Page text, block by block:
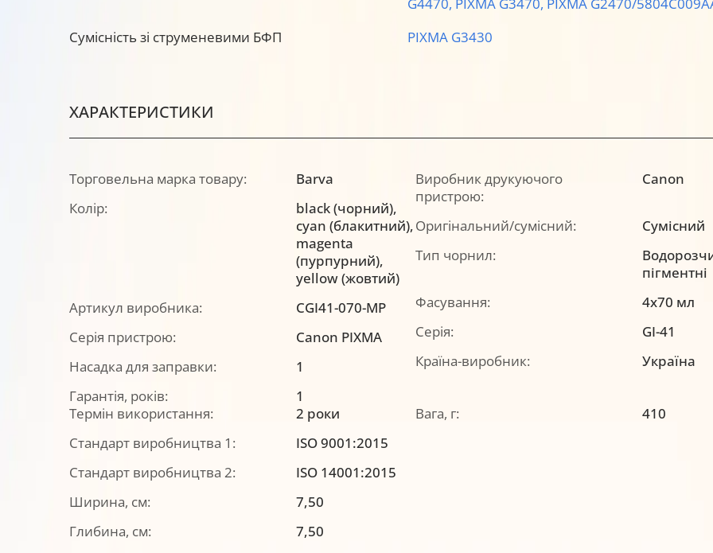
Сумісність зі струменевими БФП
PIXMA G3430
ХАРАКТЕРИСТИКИ
Торговельна марка товару:
Barva
Колір:
black (чорний),
cyan (блакитний),
magenta
(пурпурний),
yellow (жовтий)
Артикул виробника:
CGI41-070-MP
Серія пристрою:
Canon PIXMA
Насадка для заправки:
1
Гарантія, років:
1
Виробник друкуючого
пристрою:
Canon
Оригінальний/сумісний:
Сумісний
Тип чорнил:
пігментні
Фасування:
4x70 мл
Серія:
GI-41
Країна-виробник:
Україна
Термін використання:
2 роки
Стандарт виробництва 1:
ISO 9001:2015
Стандарт виробництва 2:
ISO 14001:2015
Ширина, см:
7,50
Глибина, см:
7,50
Вага, г: 410